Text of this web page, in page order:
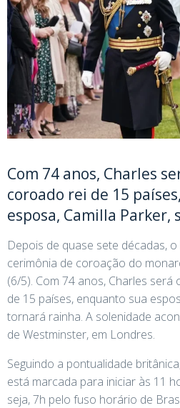
Com 74 anos, Charles
coroado rei de 15
esposa, Camilla
Depois de quase sete décadas,
cerimônia de coroação do
(6/5). Com 74 anos, Charles
de 15 países, enquanto sua
tornará rainha. A solenidade
de Westminster, em Londres.
Seguindo a pontualidade
está marcada para iniciar às 11
seja, 7h pelo fuso horário de